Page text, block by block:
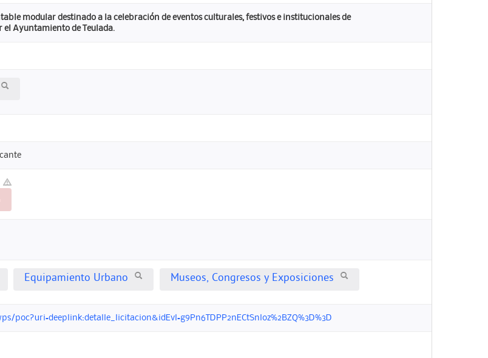
modular destinado a la celebración de eventos culturales, festivos e institucionales de
Ayuntamiento de Teulada.
Equipamiento Urbano Museos, Congresos y Exposiciones
poc?uri=deeplink:detalle_licitacion&idEvl=g9Pn6TDPP2nECtSnloz%2BZQ%3D%3D